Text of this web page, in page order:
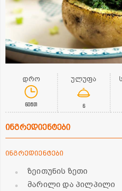
დრო
60წთ
ულუფა
6
ინგრედიენტები
ინგრედიენტები
ზეითუნის ზეთი
მარილი და პილპილი